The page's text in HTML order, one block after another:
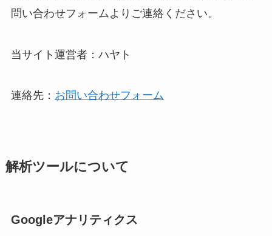
問い合わせフォームよりご連絡ください。
当サイト運営者：ハヤト
連絡先： お問い合わせフォーム
解析ツールについて
Googleアナリティクス